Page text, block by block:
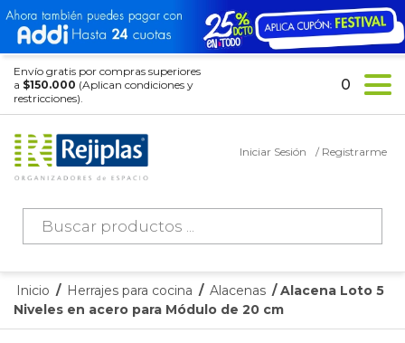
Envío gratis por compras superiores
a $150.000 (Aplican condiciones y
restricciones).
Búsqueda
productos
Iniciar Sesión / Registrarme
0
Inicio / Herrajes para cocina / Alacenas / Alacena Loto 5
Niveles en acero para Módulo de 20 cm